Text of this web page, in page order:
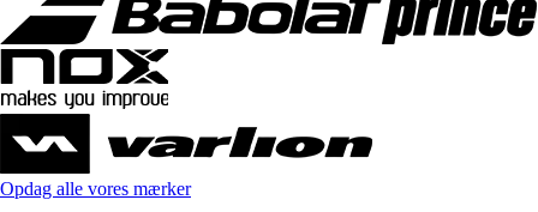
Opdag alle vores mærker